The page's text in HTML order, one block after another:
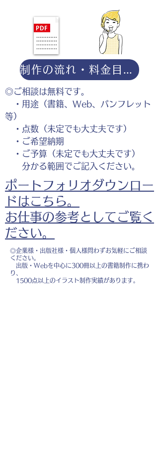
◎ご相談は無料です。
・用途（書籍、Web、パンフレット
等）
・点数（未定でも大丈夫です）
・ご希望納期
・ご予算（未定でも大丈夫です）
分かる範囲でご記入ください。
ポートフォリオダウンロー
ドはこちら。
お仕事の参考としてご覧く
ださい。
◎企業様・出版社様・個人様問わずお気軽にご相談
ください。
出版・Webを中心に300冊以上の書籍制作に携わ
り、
1500点以上のイラスト制作実績があります。